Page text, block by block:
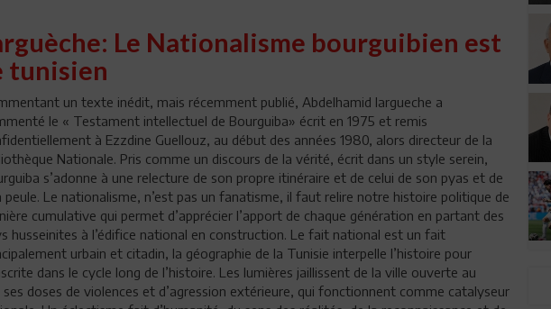
Le Nationalisme bourguibien est
tunisien
un texte inédit, mais récemment publié, Abdelhamid largueche a
le « Testament intellectuel de Bourguiba» écrit en 1975 et remis
à Ezzdine Guellouz, au début des années 1980, alors directeur de la
Nationale. Pris comme un discours de la vérité, écrit dans un style serein,
s’adonne à une relecture de son propre itinéraire et de celui de son pyas et de
peule. Le nationalisme, n’est pas un fanatisme, il faut relire notre histoire politique de
cumulative qui permet d’apprécier l’apport de chaque génération en partant des
husseinites à l’édifice national en construction. Le fait national est un fait
urbain et citadin, la géographie de la Tunisie interpelle l’histoire pour
dans le cycle long de l’histoire. Les lumières jaillissent de la ville ouverte au
doses de violences et d’agression extérieure, qui fonctionnent comme catalyseur